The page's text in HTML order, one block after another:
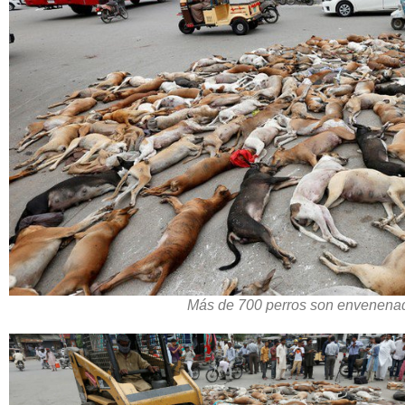
Más de 700 perros son